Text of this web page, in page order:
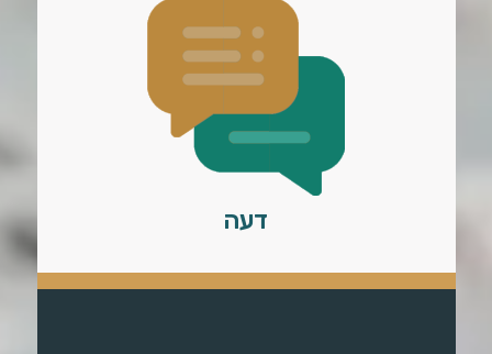
דעה